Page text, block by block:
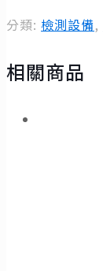
分類: 檢測設備,
相關商品